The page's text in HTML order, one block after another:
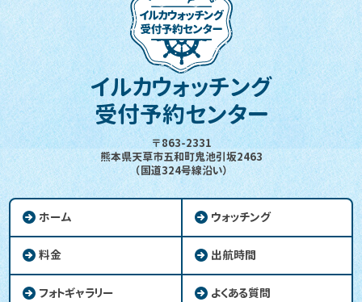
イルカウォッチング
受付予約センター
〒863-2331
熊本県天草市五和町鬼池引坂2463
（国道324号線沿い）
ホーム ウォッチング
料金 出航時間
フォトギャラリー よくある質問